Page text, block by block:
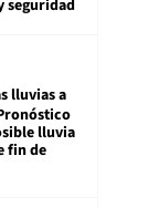
seguridad
lluvias a
lluvia
fin de